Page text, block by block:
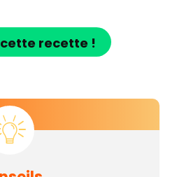
recette !